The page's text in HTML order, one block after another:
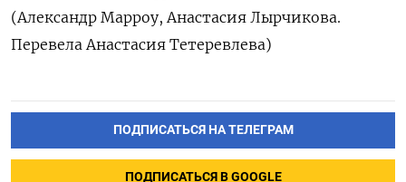
(Александр Марроу, Анастасия Лырчикова.
Перевела Анастасия Тетеревлева)
ПОДПИСАТЬСЯ НА ТЕЛЕГРАМ
ПОДПИСАТЬСЯ В GOOGLE